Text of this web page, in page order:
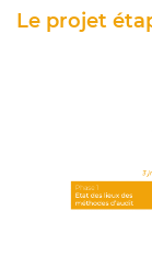
Le projet